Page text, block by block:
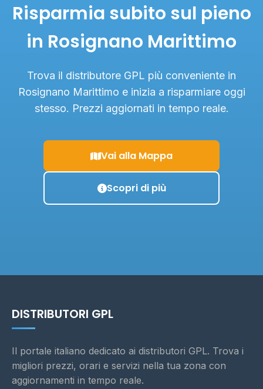
Risparmia subito sul pieno
in Rosignano Marittimo
Trova il distributore GPL più conveniente in
Rosignano Marittimo e inizia a risparmiare oggi
stesso. Prezzi aggiornati in tempo reale.
Vai alla Mappa
Scopri di più
DISTRIBUTORI GPL
Il portale italiano dedicato ai distributori GPL. Trova i
migliori prezzi, orari e servizi nella tua zona con
aggiornamenti in tempo reale.